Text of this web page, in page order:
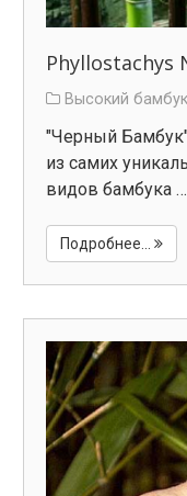
Phyllostachys
Высокий бамбук
"Черный
из самих
видов бамбука …
Подробнее...